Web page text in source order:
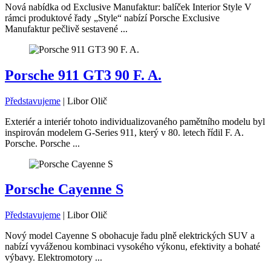
Nová nabídka od Exclusive Manufaktur: balíček Interior Style V
rámci produktové řady „Style“ nabízí Porsche Exclusive
Manufaktur pečlivě sestavené ...
Porsche 911 GT3 90 F. A.
Představujeme | Libor Olič
Exteriér a interiér tohoto individualizovaného pamětního modelu byl
inspirován modelem G-Series 911, který v 80. letech řídil F. A.
Porsche. Porsche ...
Porsche Cayenne S
Představujeme | Libor Olič
Nový model Cayenne S obohacuje řadu plně elektrických SUV a
nabízí vyváženou kombinaci vysokého výkonu, efektivity a bohaté
výbavy. Elektromotory ...